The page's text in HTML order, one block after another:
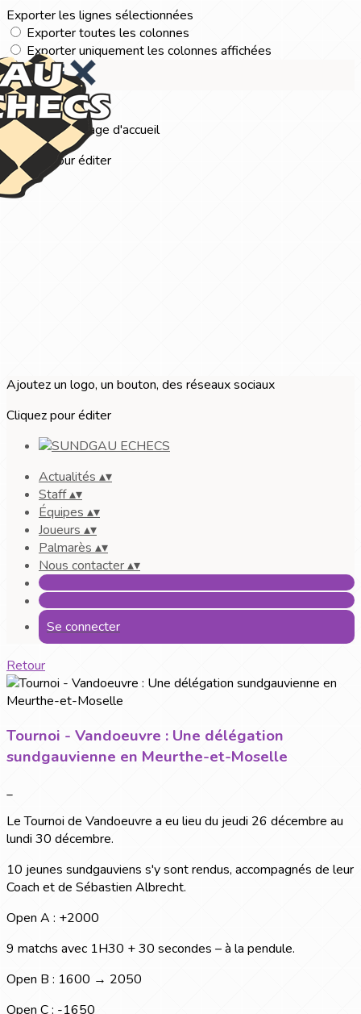
Exporter les lignes sélectionnées
Exporter toutes les colonnes
Exporter uniquement les colonnes affichées
Menu
?>
Images de la page d'accueil
Cliquez pour éditer
Ajoutez un logo, un bouton, des réseaux sociaux
Cliquez pour éditer
Actualités ▴▾
Staff▴▾
Équipes ▴▾
Joueurs ▴▾
Palmarès ▴▾
Nous contacter▴▾
Se connecter
Retour
Tournoi - Vandoeuvre : Une délégation
sundgauvienne en Meurthe-et-Moselle
_
Le Tournoi de Vandoeuvre a eu lieu du jeudi 26 décembre au
lundi 30 décembre.
10 jeunes sundgauviens s'y sont rendus, accompagnés de leur
Coach et de Sébastien Albrecht.
Open A : +2000
9 matchs avec 1H30 + 30 secondes – à la pendule.
Open B : 1600 → 2050
Open C : -1650